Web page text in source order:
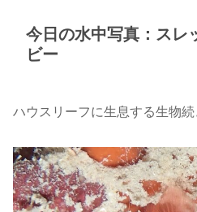
今日の水中写真：スレ
ビー
ハウスリーフに生息する生物続